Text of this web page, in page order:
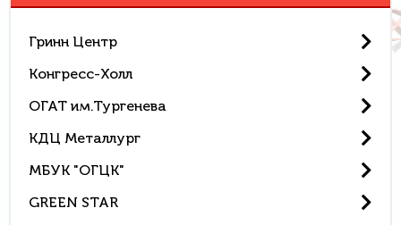
Гринн Центр
Конгресс-Холл
ОГАТ им.Тургенева
КДЦ Металлург
МБУК "ОГЦК"
GREEN STAR